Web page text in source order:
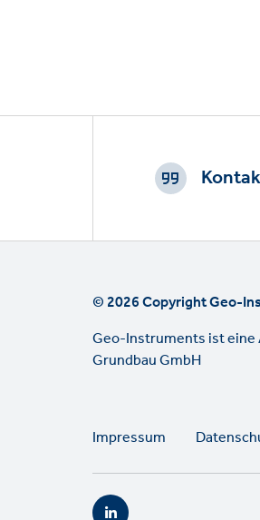
Footer
© 2026 Copyright Geo-
Geo-Instruments ist eine
Grundbau GmbH
Legal
Impressum
Social